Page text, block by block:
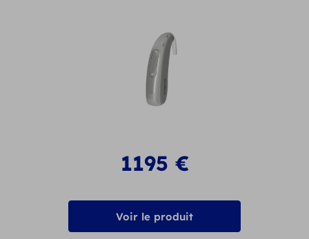
1195 €
Voir le produit